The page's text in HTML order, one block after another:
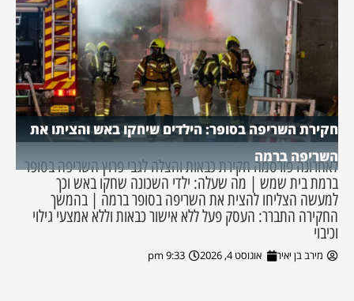
חקירת השריפה בסופר: הילדים שיחקו באש והציתו את
השריפה ברמה
לאחרונה פורסמה חקירת כבאות והצלה לגבי פרוץ השריפה בסופר
ברמת בית שמש | מה שעלה: ילדי השכונה שחקו באש וכך
למעשה הצליחו להצית את השריפה בסופר ברמה | בהמשך
החקירה התברר: העסק פעל ללא אישור כבאות וללא אמצעי גילוי
וכיבוי
מירב בן יאיר אוגוסט 4, 2026 9:33 pm